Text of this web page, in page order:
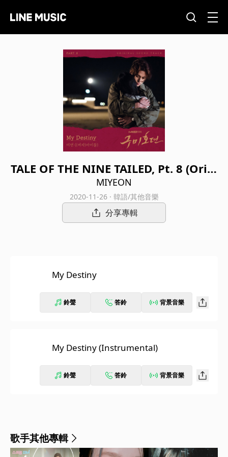
TALE OF THE NINE TAILED, Pt. 8 (Origi
nal Television Soundtrack)
MIYEON
2020-11-26 · 韓語/其他音樂
分享專輯
My Destiny
鈴聲 答鈴 背景音樂
My Destiny (Instrumental)
鈴聲 答鈴 背景音樂
歌手其他專輯